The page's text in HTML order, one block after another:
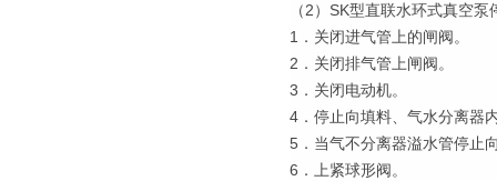
（2）SK型直联水环式真空
1．关闭进气管上的闸阀。
2．关闭排气管上闸阀。
3．关闭电动机。
4．停止向填料、气水分离器
5．当气不分离器溢水管停止
6．上紧球形阀。